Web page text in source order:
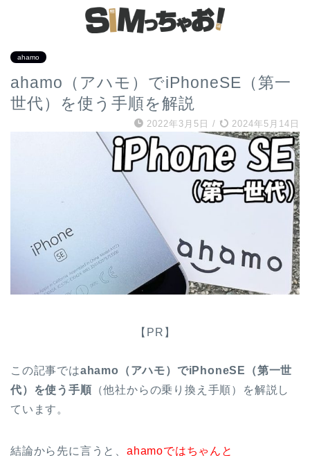
ahamo
ahamo（アハモ）でiPhoneSE（第一
世代）を使う手順を解説
2022年3月5日 / 2024年5月14日
【PR】
この記事ではahamo（アハモ）でiPhoneSE（第一世
代）を使う手順 （他社からの乗り換え手順）を解説し
ています。
結論から先に言うと、 ahamoではちゃんと